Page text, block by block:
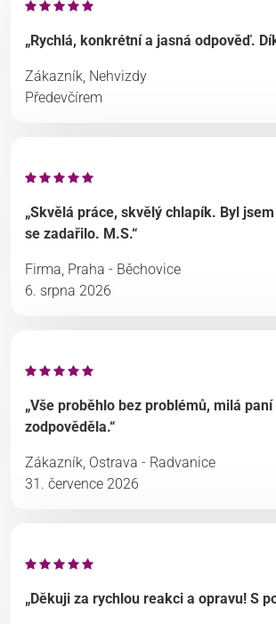
„Rychlá, konkrétní a jasná odpověď.
Zákazník, Nehvizdy
Předevčírem
„Skvělá práce, skvělý chlapík. Byl
se zadařilo. M.S.“
Firma, Praha - Běchovice
6. srpna 2026
„Vše proběhlo bez problémů, milá paní
zodpověděla.“
Zákazník, Ostrava - Radvanice
31. července 2026
„Děkuji za rychlou reakci a opravu! S